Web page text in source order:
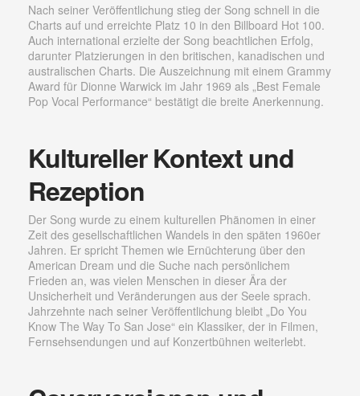
Nach seiner Veröffentlichung stieg der Song schnell in die
Charts auf und erreichte Platz 10 in den Billboard Hot 100.
Auch international erzielte der Song beachtlichen Erfolg,
darunter Platzierungen in den britischen, kanadischen und
australischen Charts. Die Auszeichnung mit einem Grammy
Award für Dionne Warwick im Jahr 1969 als „Best Female
Pop Vocal Performance“ bestätigt die breite Anerkennung.
Kultureller Kontext und
Rezeption
Der Song wurde zu einem kulturellen Phänomen in einer
Zeit des gesellschaftlichen Wandels in den späten 1960er
Jahren. Er spricht Themen wie Ernüchterung über den
American Dream und die Suche nach persönlichem
Frieden an, was vielen Menschen in dieser Ära der
Unsicherheit und Veränderungen aus der Seele sprach.
Jahrzehnte nach seiner Veröffentlichung bleibt „Do You
Know The Way To San Jose“ ein Klassiker, der in Filmen,
Fernsehsendungen und auf Konzertbühnen weiterlebt.